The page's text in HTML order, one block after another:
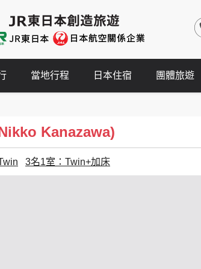
當地行程 日本住宿 團體旅遊
Kanazawa)
3名1室：Twin+加床